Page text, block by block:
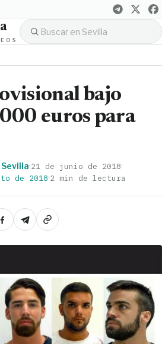
bajo
euros para
·21 de junio de 2018·
de 2018·2 min de lectura